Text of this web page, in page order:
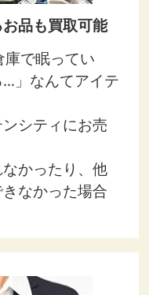
品も買取可能
庫で眠ってい
」なんてアイテ
シティにお売
かったり、他
なかった場合